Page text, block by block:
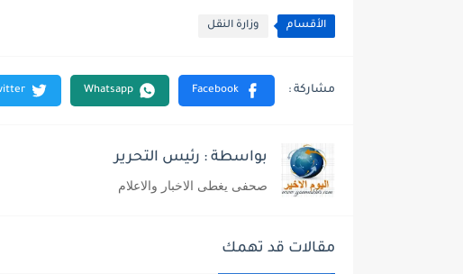
الأقسام وزارة النقل
بواسطة : رئيس التحرير
صحفى يغطى الاخبار والاعلام
مقالات قد تهمك